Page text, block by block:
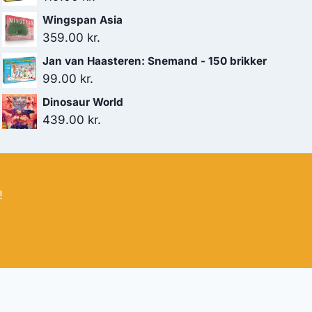
Wingspan Asia
359.00 kr.
Jan van Haasteren: Snemand - 150 brikker
99.00 kr.
Dinosaur World
439.00 kr.